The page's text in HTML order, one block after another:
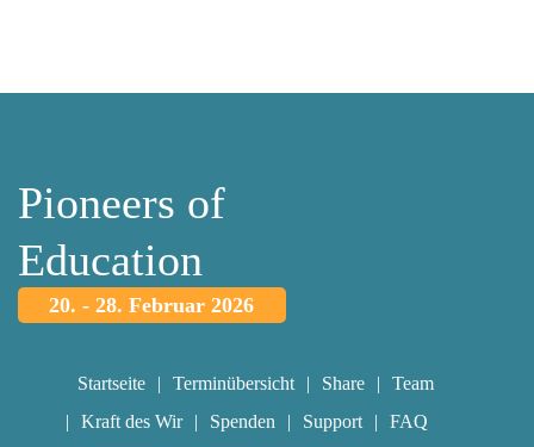
Pioneers of
Education
20. - 28. Februar 2026
Startseite Terminübersicht Share
Team
Kraft des Wir
Spenden Support
FAQ